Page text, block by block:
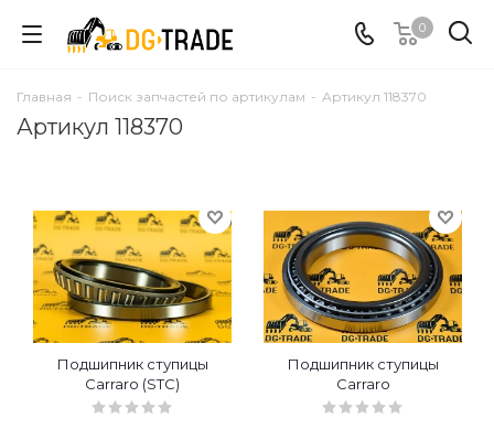
0
Главная - Поиск запчастей по артикулам - Артикул 118370
Артикул 118370
Подшипник ступицы
Carraro (STC)
Подшипник ступицы
Carraro